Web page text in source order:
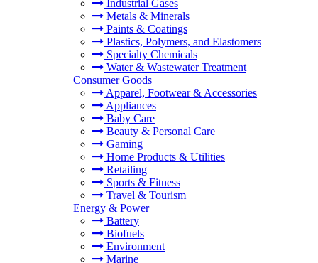
Industrial Gases
Metals & Minerals
Paints & Coatings
Plastics, Polymers, and Elastomers
Specialty Chemicals
Water & Wastewater Treatment
+ Consumer Goods
Apparel, Footwear & Accessories
Appliances
Baby Care
Beauty & Personal Care
Gaming
Home Products & Utilities
Retailing
Sports & Fitness
Travel & Tourism
+ Energy & Power
Battery
Biofuels
Environment
Marine